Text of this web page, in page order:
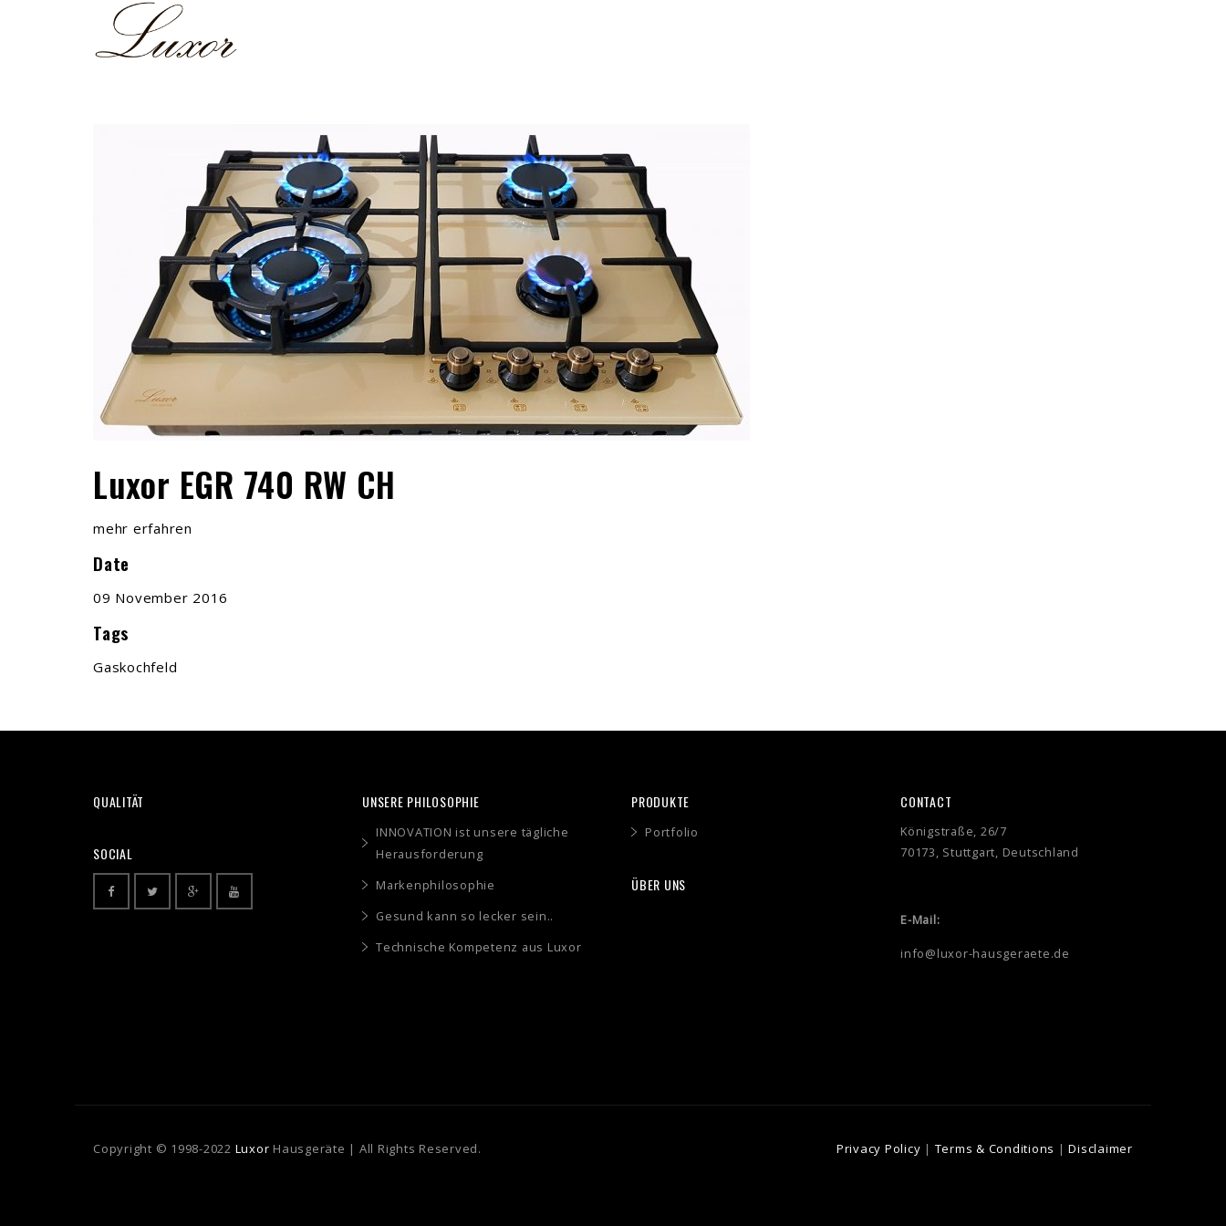
Luxor EGR 740 RW CH
mehr erfahren
Date
09 November 2016
Tags
Gaskochfeld
QUALITÄT
SOCIAL
UNSERE PHILOSOPHIE
INNOVATION ist unsere tägliche
Herausforderung
Markenphilosophie
Gesund kann so lecker sein..
Technische Kompetenz aus Luxor
PRODUKTE
Portfolio
ÜBER UNS
CONTACT
Königstraße, 26/7
70173, Stuttgart, Deutschland
E-Mail:
info@luxor-hausgeraete.de
Copy­right © 1998-2022 Luxor Hausgeräte | All Rights Reserved. Privacy Policy | Terms & Conditions |Disclaimer